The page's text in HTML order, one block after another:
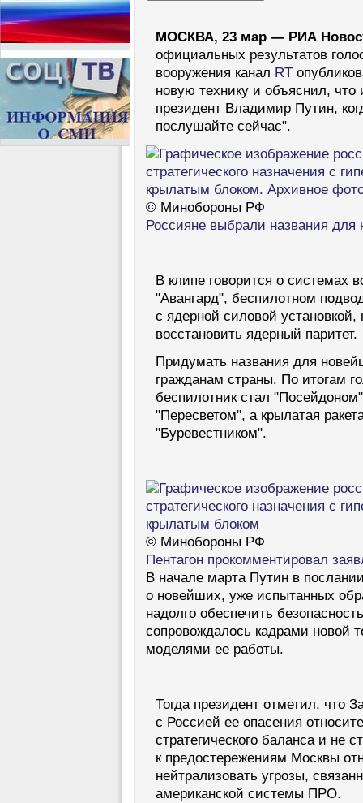
МОСКВА, 23 мар — РИА
официальных результатов
вооружения канал RT
новую технику и объяснил,
президент Владимир Путин,
послушайте сейчас".
© Минобороны РФ
Россияне выбрали названия для
В клипе говорится о системах
"Авангард", беспилотном
с ядерной силовой
восстановить ядерный паритет.
Придумать названия для
гражданам страны. По итогам
беспилотник стал
"Пересветом", а крылатая
"Буревестником".
© Минобороны РФ
Пентагон прокомментировал
В начале марта Путин в
о новейших, уже испытанных
надолго обеспечить
сопровождалось кадрами новой
моделями ее работы.
Тогда президент отметил, что
с Россией ее опасения
стратегического баланса и не
к предостережениям Москвы
нейтрализовать угрозы,
американской системы ПРО.